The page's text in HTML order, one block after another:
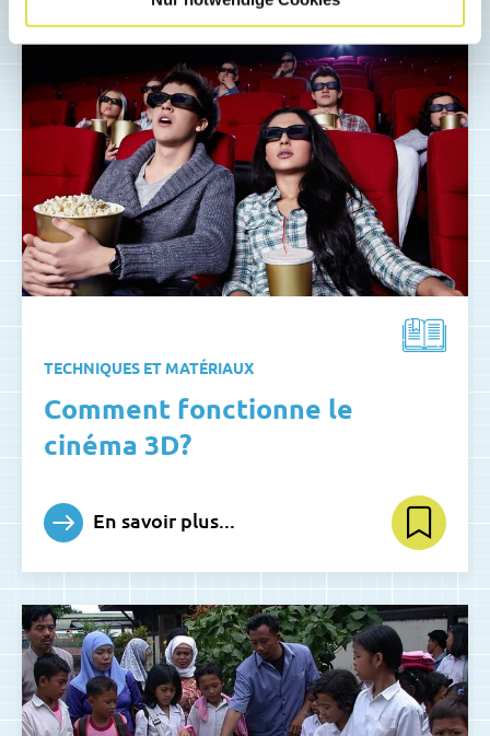
TECHNIQUES ET MATÉRIAUX
Comment fonctionne le
cinéma 3D?
En savoir plus...